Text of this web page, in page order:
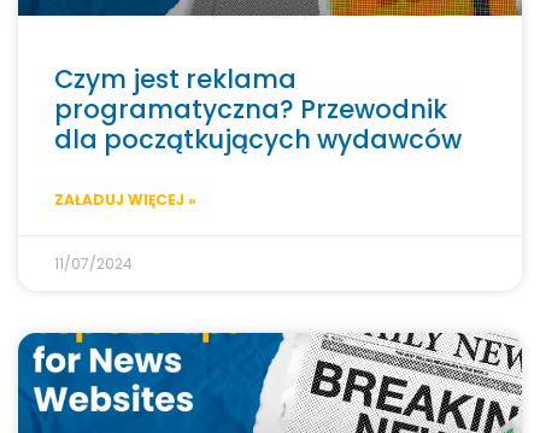
Czym jest reklama
programatyczna? Przewodnik
dla początkujących wydawców
ZAŁADUJ WIĘCEJ »
11/07/2024